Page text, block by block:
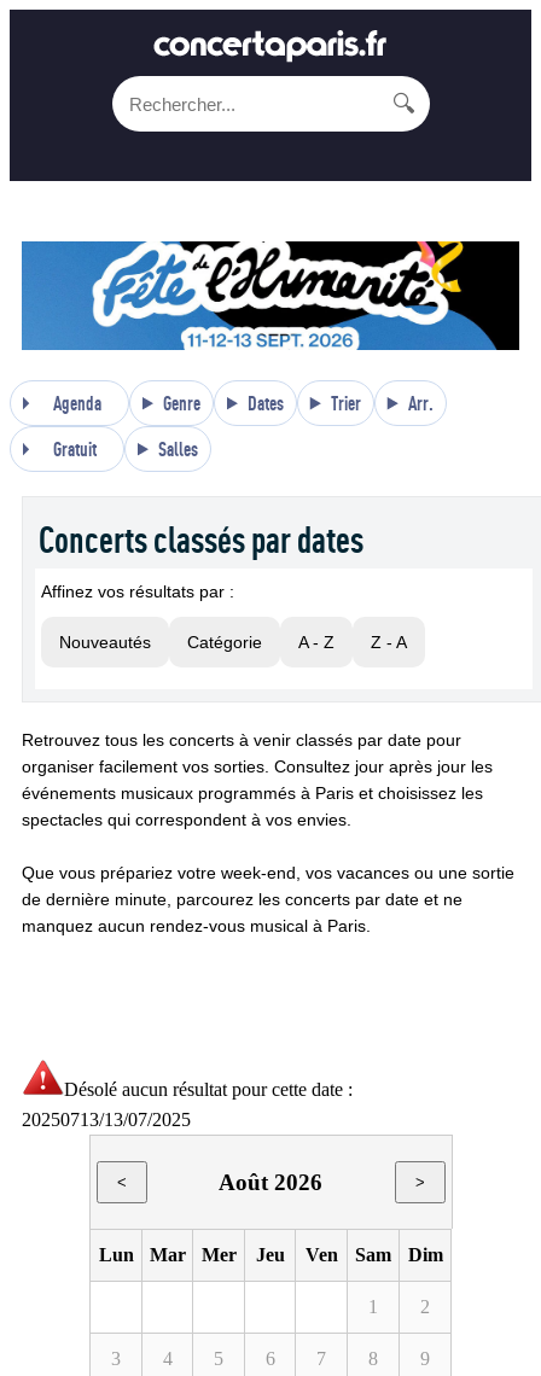
🔍
Agenda Genre Dates Trier Arr.
Gratuit Salles
Concerts classés par dates
Affinez vos résultats par :
Nouveautés Catégorie A - Z Z - A
Retrouvez tous les concerts à venir classés par date pour
organiser facilement vos sorties. Consultez jour après jour les
événements musicaux programmés à Paris et choisissez les
spectacles qui correspondent à vos envies.
Que vous prépariez votre week-end, vos vacances ou une sortie
de dernière minute, parcourez les concerts par date et ne
manquez aucun rendez-vous musical à Paris.
Désolé aucun résultat pour cette date :
20250713/13/07/2025
< Août 2026 >
Lun Mar Mer Jeu Ven Sam Dim
1 2
3 4 5 6 7 8 9